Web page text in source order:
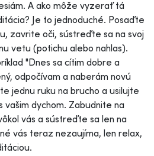
A ako môže vyzerať tá
Je to jednoduché. Posaďte
zavrite oči, sústreďte sa na svoj
vetu (potichu alebo nahlas).
"Dnes sa cítim dobre a
odpočívam a naberám novú
jednu ruku na brucho a usilujte
dychom. Zabudnite na
vás a sústreďte sa len na
vás teraz nezaujíma, len relax,